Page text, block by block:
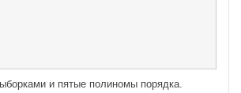
и пятые полиномы порядка.